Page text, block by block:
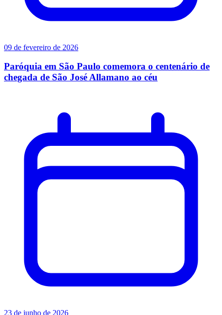
09 de fevereiro de 2026
Paróquia em São Paulo comemora o centenário de
chegada de São José Allamano ao céu
23 de junho de 2026